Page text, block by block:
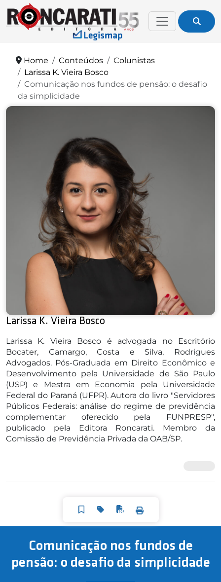
Home Conteúdos
Colunistas
Larissa K. Vieira Bosco
Comunicação nos fundos de pensão: o desafio
da simplicidade
Larissa K. Vieira Bosco
Larissa K. Vieira Bosco é advogada no Escritório
Bocater, Camargo, Costa e Silva, Rodrigues
Advogados. Pós-Graduada em Direito Econômico e
Desenvolvimento pela Universidade de São Paulo
(USP) e Mestra em Economia pela Universidade
Federal do Paraná (UFPR). Autora do livro "Servidores
Públicos Federais: análise do regime de previdência
complementar oferecido pela FUNPRESP",
publicado pela Editora Roncarati. Membro da
Comissão de Previdência Privada da OAB/SP.
Comunicação nos fundos de
pensão: o desafio da simplicidade